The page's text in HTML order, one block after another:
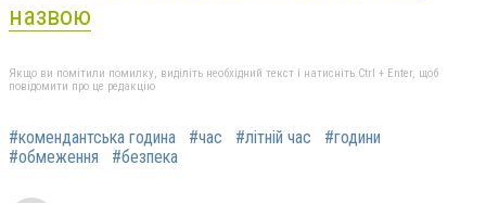
назвою
Якщо ви помітили помилку, виділіть необхідний текст і натисніть Ctrl + Enter, щоб
повідомити про це редакцію
#комендантська година #час #літній час
#години
#обмеження
#безпека